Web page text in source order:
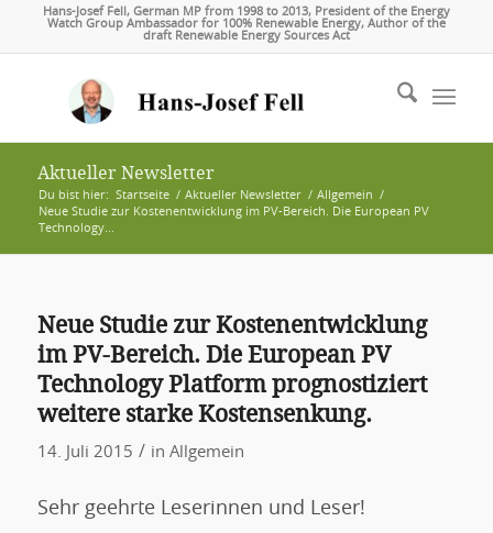
Hans-Josef Fell, German MP from 1998 to 2013, President of the Energy
Watch Group Ambassador for 100% Renewable Energy, Author of the
draft Renewable Energy Sources Act
Aktueller Newsletter
Du bist hier: Startseite / Aktueller Newsletter / Allgemein
/
Neue Studie zur Kostenentwicklung im PV-Bereich. Die European PV
Technology...
Neue Studie zur Kostenentwicklung
im PV-Bereich. Die European PV
Technology Platform prognostiziert
weitere starke Kostensenkung.
14. Juli 2015 / in Allgemein
Sehr geehrte Leserinnen und Leser!